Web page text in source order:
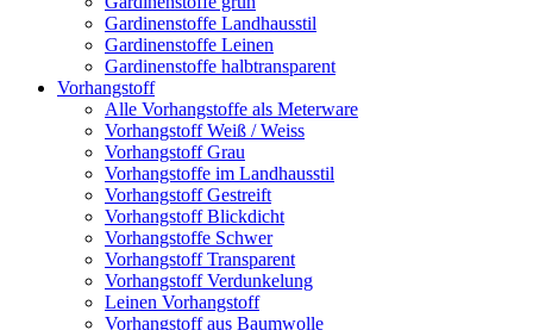
Gardinenstoffe Landhausstil
Gardinenstoffe Leinen
Gardinenstoffe halbtransparent
Vorhangstoff
Alle Vorhangstoffe als Meterware
Vorhangstoff Weiß / Weiss
Vorhangstoff Grau
Vorhangstoffe im Landhausstil
Vorhangstoff Gestreift
Vorhangstoff Blickdicht
Vorhangstoffe Schwer
Vorhangstoff Transparent
Vorhangstoff Verdunkelung
Leinen Vorhangstoff
Vorhangstoff aus Baumwolle